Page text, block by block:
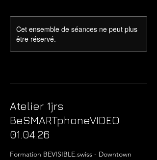
Cet ensemble de séances ne peut plus
être réservé.
Atelier 1jrs
BeSMARTphoneVIDEO
01.04.26
Formation BEVISIBLE.swiss - Downtown